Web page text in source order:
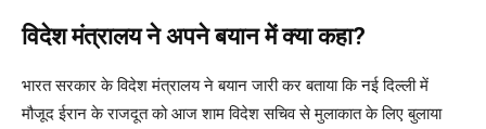
विदेश मंत्रालय ने अपने बयान में क्या कहा?
भारत सरकार के विदेश मंत्रालय ने बयान जारी कर बताया कि नई दिल्ली में
मौजूद ईरान के राजदूत को आज शाम विदेश सचिव से मुलाकात के लिए बुलाया